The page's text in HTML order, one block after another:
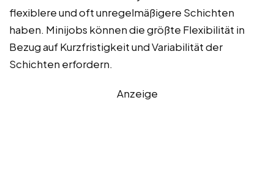
flexiblere und oft unregelmäßigere Schichten
haben. Minijobs können die größte Flexibilität in
Bezug auf Kurzfristigkeit und Variabilität der
Schichten erfordern.
Anzeige